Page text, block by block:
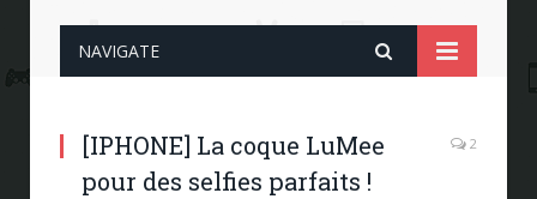
NAVIGATE
[IPHONE] La coque LuMee
pour des selfies parfaits !
2